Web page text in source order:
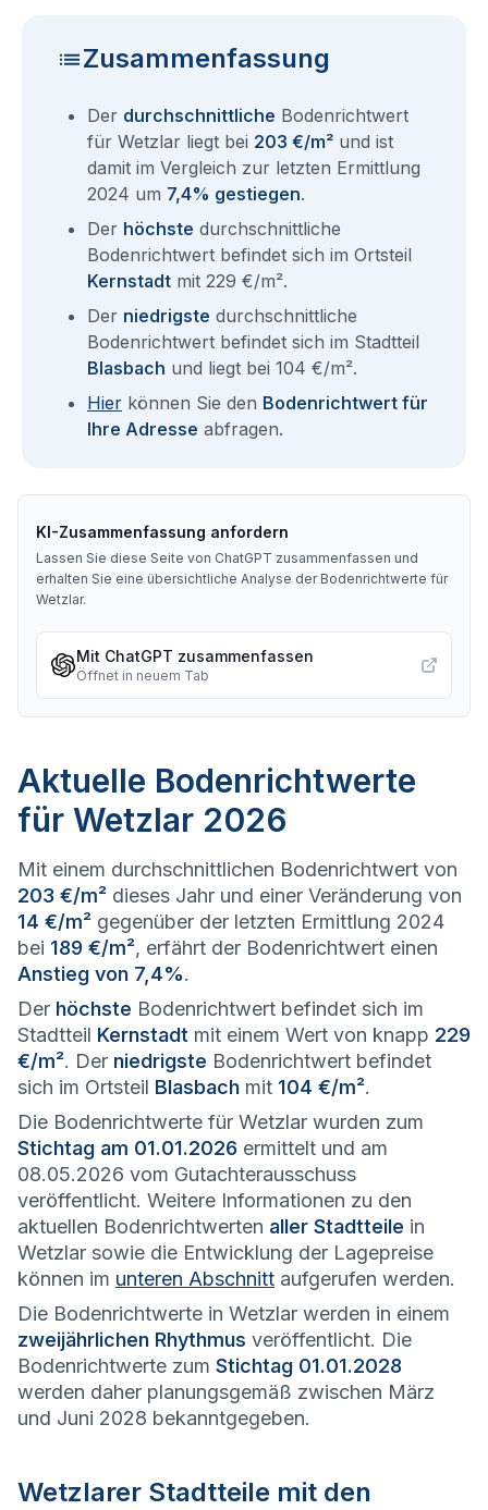
Zusammenfassung
Der durchschnittliche Bodenrichtwert
für Wetzlar liegt bei 203 €/m² und ist
damit im Vergleich zur letzten Ermittlung
2024 um 7,4% gestiegen.
Der höchste durchschnittliche
Bodenrichtwert befindet sich im Ortsteil
Kernstadt mit 229 €/m².
Der niedrigste durchschnittliche
Bodenrichtwert befindet sich im Stadtteil
Blasbach und liegt bei 104 €/m².
Hier können Sie den Bodenrichtwert für
Ihre Adresse abfragen.
KI-Zusammenfassung anfordern
Lassen Sie diese Seite von ChatGPT zusammenfassen und
erhalten Sie eine übersichtliche Analyse der Bodenrichtwerte für
Wetzlar.
Mit ChatGPT zusammenfassen
Öffnet in neuem Tab
Aktuelle Bodenrichtwerte
für Wetzlar 2026
Mit einem durchschnittlichen Bodenrichtwert von
203 €/m² dieses Jahr und einer Veränderung von
14 €/m² gegenüber der letzten Ermittlung 2024
bei 189 €/m², erfährt der Bodenrichtwert einen
Anstieg von 7,4%.
Der höchste Bodenrichtwert befindet sich im
Stadtteil Kernstadt mit einem Wert von knapp 229
€/m². Der niedrigste Bodenrichtwert befindet
sich im Ortsteil Blasbach mit 104 €/m².
Die Bodenrichtwerte für Wetzlar wurden zum
Stichtag am 01.01.2026 ermittelt und am
08.05.2026 vom Gutachterausschuss
veröffentlicht. Weitere Informationen zu den
aktuellen Bodenrichtwerten aller Stadtteile in
Wetzlar sowie die Entwicklung der Lagepreise
können im unteren Abschnitt aufgerufen werden.
Die Bodenrichtwerte in Wetzlar werden in einem
zweijährlichen Rhythmus veröffentlicht. Die
Bodenrichtwerte zum Stichtag 01.01.2028
werden daher planungsgemäß zwischen März
und Juni 2028 bekanntgegeben.
Wetzlarer Stadtteile mit den